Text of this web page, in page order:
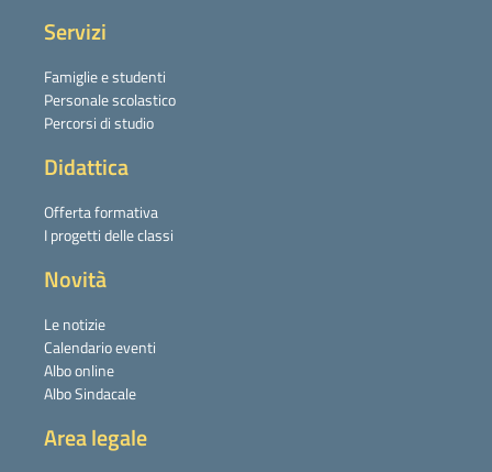
Servizi
Famiglie e studenti
Personale scolastico
Percorsi di studio
Didattica
Offerta formativa
I progetti delle classi
Novità
Le notizie
Calendario eventi
Albo online
Albo Sindacale
Area legale